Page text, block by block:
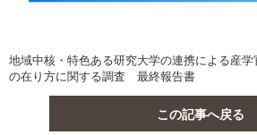
地域中核・特色ある研究大学の連携による産
の在り方に関する調査 最終報告書
この記事へ戻る